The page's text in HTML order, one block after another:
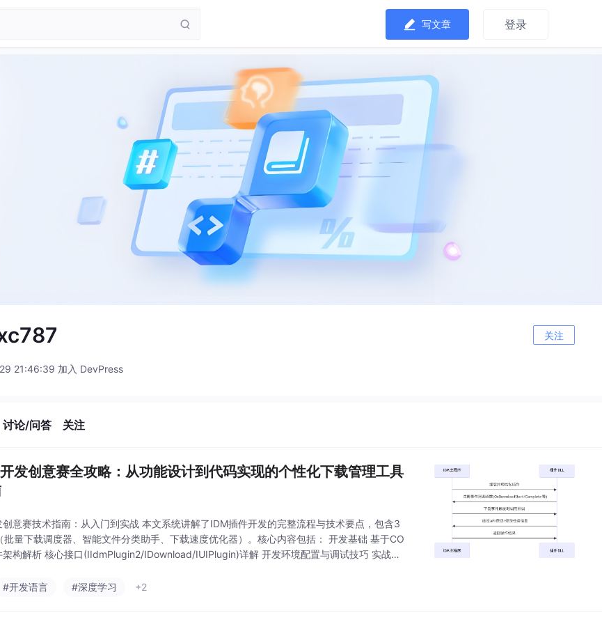
写文章 登录
关注
21:46:39 加入 DevPress
讨论/问答 关注
发创意赛全攻略：从功能设计到代码实现的个性化下载管理工具
创意赛技术指南：从入门到实战 本文系统讲解了IDM插件开发的完整流程与技术要点，包含3
批量下载调度器、智能文件分类助手、下载速度优化器）。核心内容包括： 开发基础 基于CO
架构解析 核心接口(IIdmPlugin2/IDownload/IUIPlugin)详解 开发环境配置与调试技巧 实战案
#开发语言 #深度学习 +2